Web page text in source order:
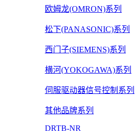
欧姆龙(OMRON)系列
松下(PANASONIC)系列
西门子(SIEMENS)系列
横河(YOKOGAWA)系列
伺服驱动器信号控制系列
其他品牌系列
DRTB-NR